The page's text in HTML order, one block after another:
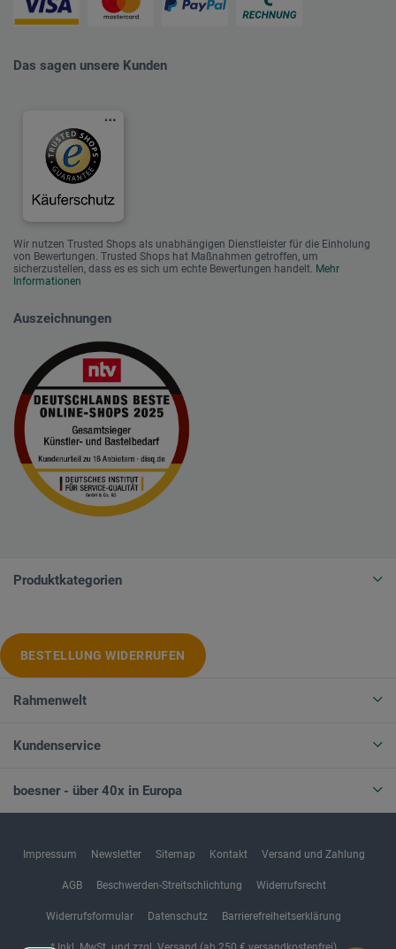
Das sagen unsere Kunden
Wir nutzen Trusted Shops als unabhängigen Dienstleister für die Einholung
von Bewertungen. Trusted Shops hat Maßnahmen getroffen, um
sicherzustellen, dass es es sich um echte Bewertungen handelt. Mehr
Informationen
Auszeichnungen
Produktkategorien
BESTELLUNG WIDERRUFEN
Rahmenwelt
Kundenservice
boesner - über 40x in Europa
Impressum Newsletter Sitemap Kontakt Versand und Zahlung
AGB Beschwerden-Streitschlichtung Widerrufsrecht
Widerrufsformular Datenschutz Barrierefreiheitserklärung